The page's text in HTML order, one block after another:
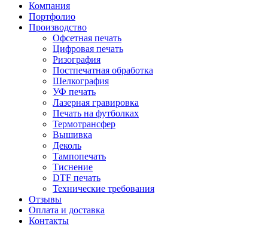
Компания
Портфолио
Производство
Офсетная печать
Цифровая печать
Ризография
Постпечатная обработка
Шелкография
УФ печать
Лазерная гравировка
Печать на футболках
Термотрансфер
Вышивка
Деколь
Тампопечать
Тиснение
DTF печать
Технические требования
Отзывы
Оплата и доставка
Контакты